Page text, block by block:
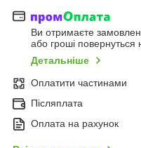
Ви отримаєте
або гроші повернуться
Детальніше
Оплатити частинами
Післяплата
Оплата на рахунок